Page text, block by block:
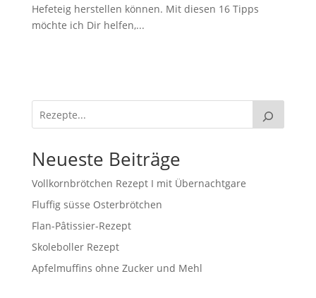
Hefeteig herstellen können. Mit diesen 16 Tipps
möchte ich Dir helfen,...
Neueste Beiträge
Vollkornbrötchen Rezept I mit Übernachtgare
Fluffig süsse Osterbrötchen
Flan-Pâtissier-Rezept
Skoleboller Rezept
Apfelmuffins ohne Zucker und Mehl